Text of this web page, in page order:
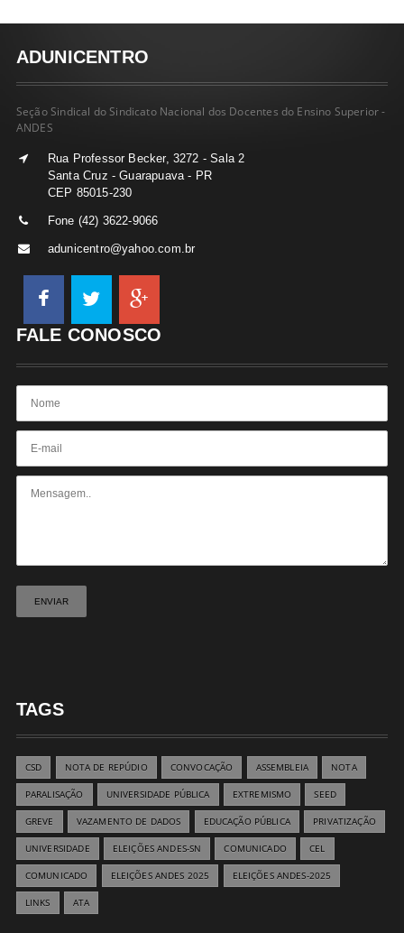
ADUNICENTRO
Seção Sindical do Sindicato Nacional dos Docentes do Ensino Superior -
ANDES
Rua Professor Becker, 3272 - Sala 2
Santa Cruz - Guarapuava - PR
CEP 85015-230
Fone (42) 3622-9066
adunicentro@yahoo.com.br
FALE CONOSCO
TAGS
CSD NOTA DE REPÚDIO CONVOCAÇÃO ASSEMBLEIA NOTA
PARALISAÇÃO UNIVERSIDADE PÚBLICA EXTREMISMO SEED
GREVE VAZAMENTO DE DADOS EDUCAÇÃO PÚBLICA PRIVATIZAÇÃO
UNIVERSIDADE ELEIÇÕES ANDES-SN COMUNICADO CEL
COMUNICADO ELEIÇÕES ANDES 2025 ELEIÇÕES ANDES-2025
LINKS ATA